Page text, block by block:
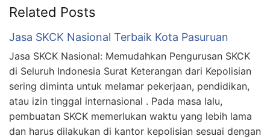
Related Posts
Jasa SKCK Nasional Terbaik Kota Pasuruan
Jasa SKCK Nasional: Memudahkan Pengurusan SKCK
di Seluruh Indonesia Surat Keterangan dari Kepolisian
sering diminta untuk melamar pekerjaan, pendidikan,
atau izin tinggal internasional . Pada masa lalu,
pembuatan SKCK memerlukan waktu yang lebih lama
dan harus dilakukan di kantor kepolisian sesuai dengan